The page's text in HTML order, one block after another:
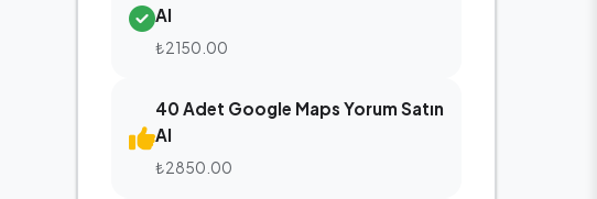
Al
₺2150.00
40 Adet Google Maps Yorum Satın
Al
₺2850.00